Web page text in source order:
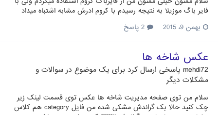
فایر باگ موزیلا به نتیجه رسیدم با کروم ادرش مشابه اشتباه میداد
بهمن 9، 2015
عکس شاخه ها
mehdi72 پاسخی ارسال کرد برای یک موضوع در سوالات و
مشکلات دیگر
سلام من توی صفحه مدیریت شاخه ها عکس توی قسمت لینک زیر
چک کنید حالا بک گراندش مشکی شده من فایل category هم کلاس